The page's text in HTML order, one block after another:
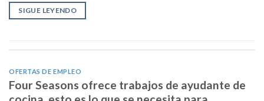
SIGUE LEYENDO
OFERTAS DE EMPLEO
Four Seasons ofrece trabajos de ayudante de